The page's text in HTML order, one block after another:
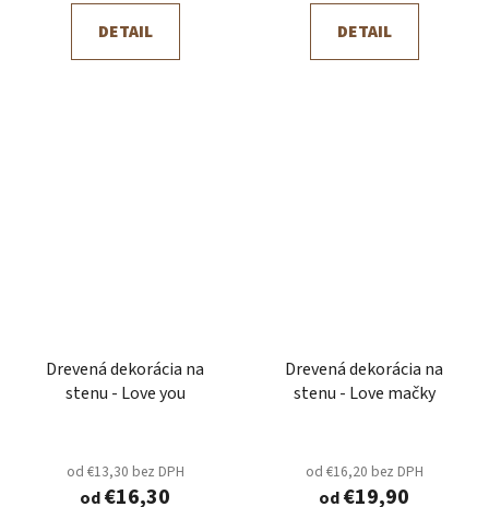
DETAIL DETAIL
Drevená dekorácia na
stenu - Love you
od €13,30 bez DPH
od€16,30
Drevená dekorácia na
stenu - Love mačky
od €16,20 bez DPH
od€19,90